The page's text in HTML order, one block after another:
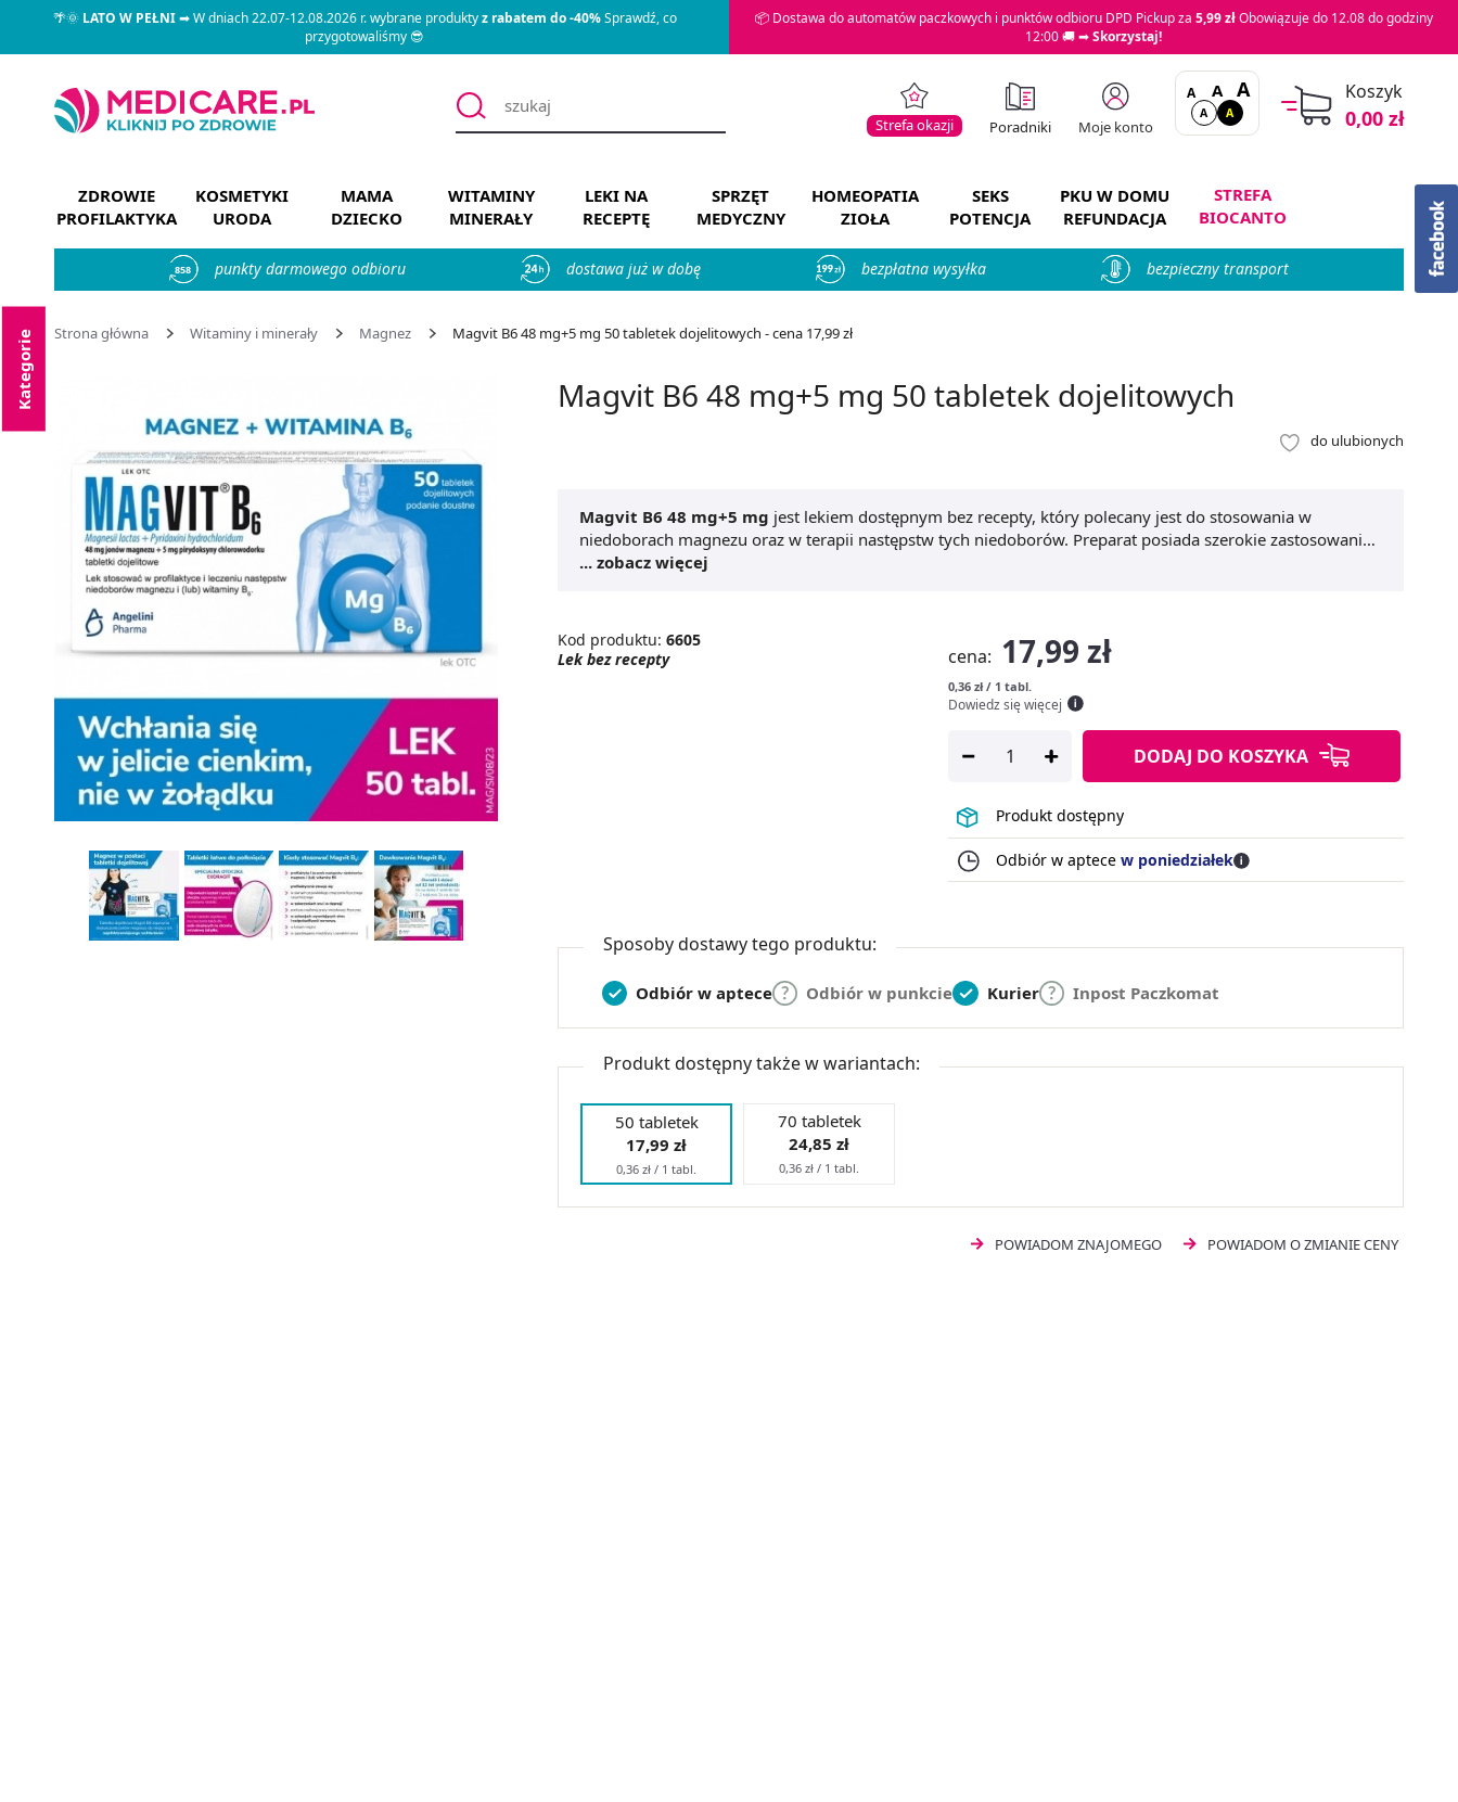
🌴🌞LATO W PEŁNI➡ W dniach 22.07-12.08.2026 r. wybrane produktyz rabatem do -40%Sprawdź, co
przygotowaliśmy 😎
📦 Dostawa do automatów paczkowych i punktów odbioru DPD Pickup za 5,99 złObowiązuje do 12.08 do godziny
12:00 🚚 ➡Skorzystaj!
Strefa okazji Poradniki Moje konto
A A A
A A
Koszyk
0,00 zł
ZDROWIE
PROFILAKTYKA
KOSMETYKI
URODA
MAMA
DZIECKO
WITAMINY
MINERAŁY
LEKI NA
RECEPTĘ
SPRZĘT
MEDYCZNY
HOMEOPATIA
ZIOŁA
SEKS
POTENCJA
PKU W DOMU
REFUNDACJA
STREFA
BIOCANTO
858 punkty darmowego odbioru dostawa już w dobę bezpłatna wysyłka bezpieczny transport
Strona główna Witaminy i minerały Magnez Magvit B6 48 mg+5 mg 50 tabletek dojelitowych - cena 17,99 zł
Kategorie Magvit B6 48 mg+5 mg 50 tabletek dojelitowych
do ulubionych
Magvit B6 48 mg+5 mg jest lekiem dostępnym bez recepty, który polecany jest do stosowania w
niedoborach magnezu oraz w terapii następstw tych niedoborów. Preparat posiada szerokie zastosowanie.
Polecany jest m.in. w bólach i skurczach mięśnie, sytuacjach stresowych, przy obniżonym nastroju oraz w
... zobacz więcej
Kod produktu: 6605
Lek bez recepty
cena: 17,99 zł
0,36 zł / 1 tabl.
Dowiedz się więcej
DODAJ DO KOSZYKA
Produkt dostępny
Odbiór w aptece w poniedziałek
Sposoby dostawy tego produktu:
Odbiór w aptece Odbiór w punkcie Kurier Inpost Paczkomat
Produkt dostępny także w wariantach:
50 tabletek
17,99 zł
0,36 zł / 1 tabl.
70 tabletek
24,85 zł
0,36 zł / 1 tabl.
POWIADOM ZNAJOMEGO POWIADOM O ZMIANIE CENY